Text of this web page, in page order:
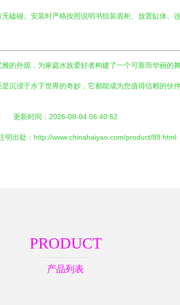
磕碰。安装时严格按照说明书组装底柜、放置缸体、
的外观，为家庭水族爱好者构建了一个可靠而华丽的
浸于水下世界的奇妙，它都能成为您值得信赖的伙
更新时间：2026-08-04 06:40:52
明出处：http://www.chinahaiyao.com/product/89.html
PRODUCT
产品列表